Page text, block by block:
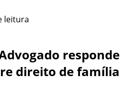
leitura
responde
direito de família